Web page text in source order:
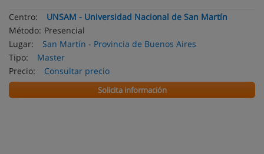
Centro:
UNSAM - Universidad Nacional de San Martín
Método: Presencial
Lugar:
San Martín - Provincia de Buenos Aires
Tipo:
Master
Precio:
Consultar precio
Solicita información